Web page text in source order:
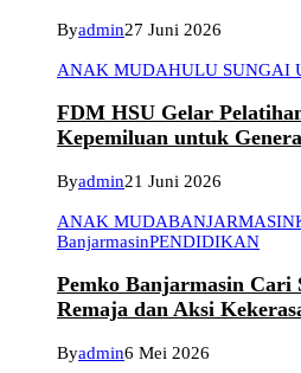
Byadmin27 Juni 2026
ANAK MUDAHULU SUNGAI
FDM HSU Gelar
Kepemiluan untuk
Byadmin21 Juni 2026
ANAK MUDABANJARMASIN
BanjarmasinPENDIDIKAN
Pemko Banjarmasin Cari
Remaja dan Aksi
Byadmin6 Mei 2026